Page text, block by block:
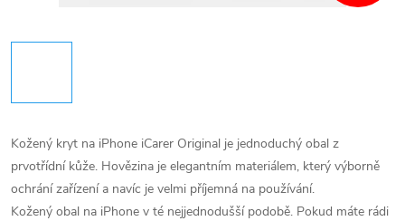
Kožený kryt na iPhone iCarer Original je jednoduchý obal z
prvotřídní kůže. Hovězina je elegantním materiálem, který výborně
ochrání zařízení a navíc je velmi příjemná na používání.
Kožený obal na iPhone v té nejjednodušší podobě. Pokud máte rádi